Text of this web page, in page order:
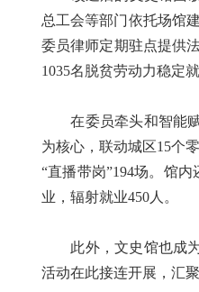
总工会等部门依托场馆
委员律师定期驻点提供
1035名脱贫劳动力稳定
在委员牵头和智能赋
为核心，联动城区15个
“直播带岗”194场。馆
业，辐射就业450人。
此外，文史馆也成为
活动在此接连开展，汇